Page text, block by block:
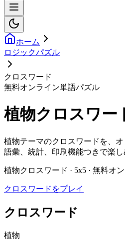
ホーム
ロジックパズル
クロスワード
無料オンライン単語パズル
植物クロスワー
植物テーマのクロスワードを、
語彙、統計、印刷機能つきで楽し
植物クロスワード · 5x5 · 無料オ
クロスワードをプレイ
クロスワード
植物